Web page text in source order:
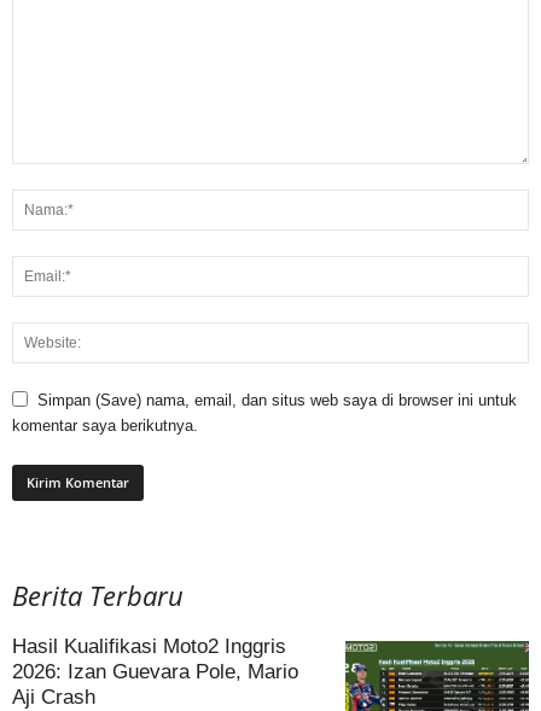
Simpan (Save) nama, email, dan situs web saya di browser ini untuk
komentar saya berikutnya.
Berita Terbaru
Hasil Kualifikasi Moto2 Inggris
2026: Izan Guevara Pole, Mario
Aji Crash